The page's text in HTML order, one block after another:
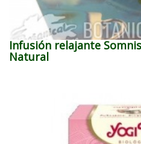
Infusión relajante
Natural